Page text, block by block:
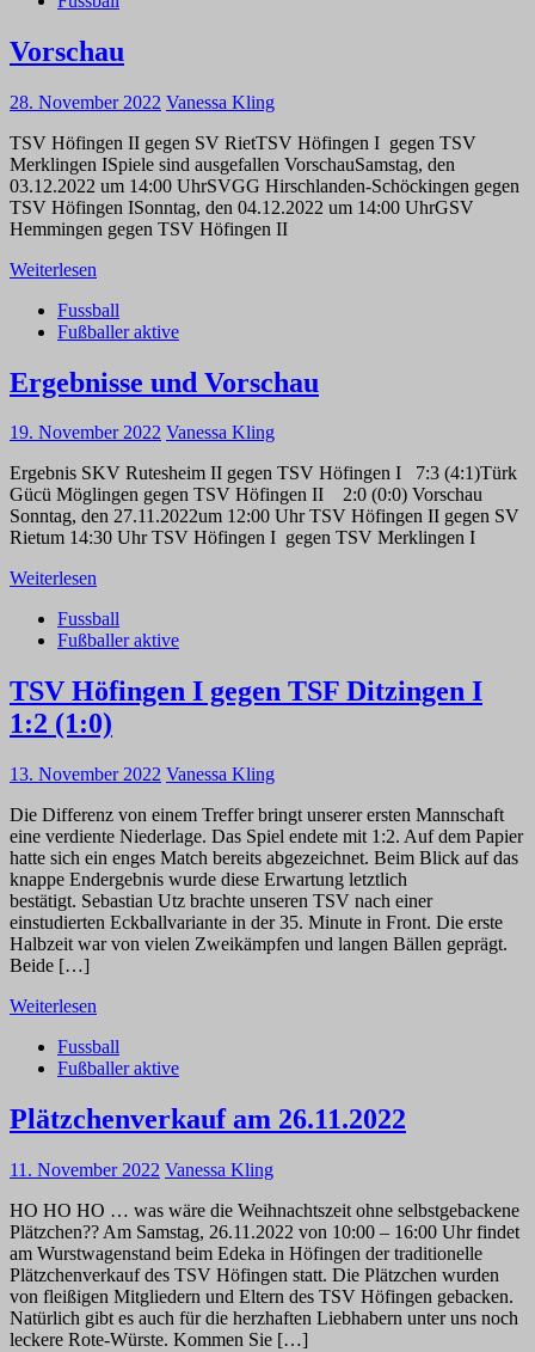
Vorschau
28. November 2022 Vanessa Kling
TSV Höfingen II gegen SV RietTSV Höfingen I gegen TSV
Merklingen ISpiele sind ausgefallen VorschauSamstag, den
03.12.2022 um 14:00 UhrSVGG Hirschlanden-Schöckingen gegen
TSV Höfingen ISonntag, den 04.12.2022 um 14:00 UhrGSV
Hemmingen gegen TSV Höfingen II
Weiterlesen
Fussball
Fußballer aktive
Ergebnisse und Vorschau
19. November 2022 Vanessa Kling
Ergebnis SKV Rutesheim II gegen TSV Höfingen I 7:3 (4:1)Türk
Gücü Möglingen gegen TSV Höfingen II 2:0 (0:0) Vorschau
Sonntag, den 27.11.2022um 12:00 Uhr TSV Höfingen II gegen SV
Rietum 14:30 Uhr TSV Höfingen I gegen TSV Merklingen I
Weiterlesen
Fussball
Fußballer aktive
TSV Höfingen I gegen TSF Ditzingen I
1:2 (1:0)
13. November 2022 Vanessa Kling
Die Differenz von einem Treffer bringt unserer ersten Mannschaft
eine verdiente Niederlage. Das Spiel endete mit 1:2. Auf dem Papier
hatte sich ein enges Match bereits abgezeichnet. Beim Blick auf das
knappe Endergebnis wurde diese Erwartung letztlich
bestätigt. Sebastian Utz brachte unseren TSV nach einer
einstudierten Eckballvariante in der 35. Minute in Front. Die erste
Halbzeit war von vielen Zweikämpfen und langen Bällen geprägt.
Beide […]
Weiterlesen
Fussball
Fußballer aktive
Plätzchenverkauf am 26.11.2022
11. November 2022 Vanessa Kling
HO HO HO … was wäre die Weihnachtszeit ohne selbstgebackene
Plätzchen?? Am Samstag, 26.11.2022 von 10:00 – 16:00 Uhr findet
am Wurstwagenstand beim Edeka in Höfingen der traditionelle
Plätzchenverkauf des TSV Höfingen statt. Die Plätzchen wurden
von fleißigen Mitgliedern und Eltern des TSV Höfingen gebacken.
Natürlich gibt es auch für die herzhaften Liebhabern unter uns noch
leckere Rote-Würste. Kommen Sie […]